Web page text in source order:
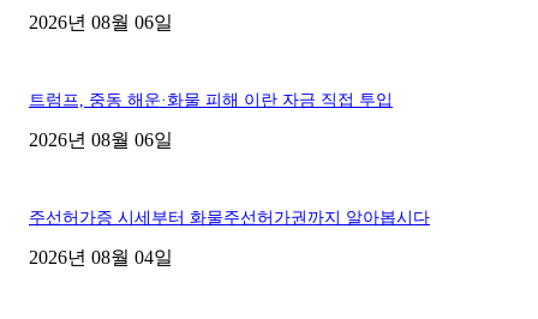
2026년 08월 06일
트럼프, 중동 해운·화물 피해 이란 자금 직접 투입
2026년 08월 06일
주선허가증 시세부터 화물주선허가권까지 알아봅시다
2026년 08월 04일